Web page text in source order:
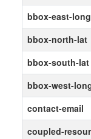
bbox-east-long
bbox-north-lat
bbox-south-lat
bbox-west-
contact-email
coupled-